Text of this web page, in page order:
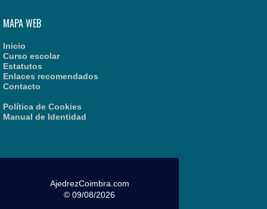
MAPA WEB
Inicio
Curso escolar
Estatutos
Enlaces recomendados
Contacto
Política de Cookies
Manual de Identidad
AjedrezCoimbra.com
© 09/08/2026